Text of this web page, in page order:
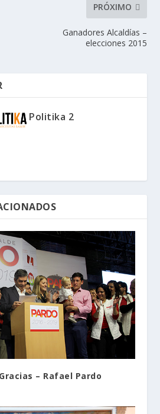
PRÓXIMO
Ganadores Alcaldías –
elecciones 2015
Politika 2
– Rafael Pardo